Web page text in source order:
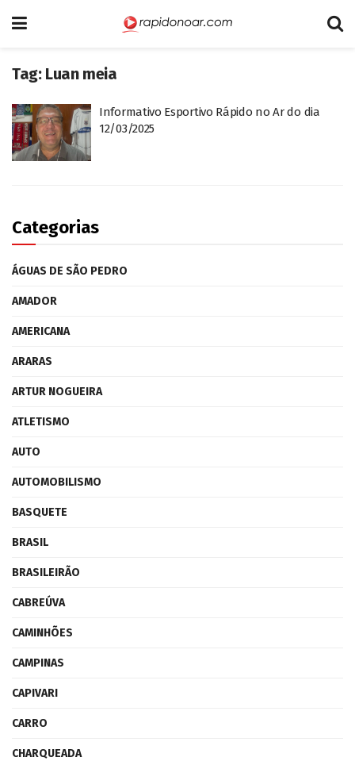
Tag: Luan meia
Informativo Esportivo Rápido no Ar do dia
12/03/2025
Categorias
ÁGUAS DE SÃO PEDRO
AMADOR
AMERICANA
ARARAS
ARTUR NOGUEIRA
ATLETISMO
AUTO
AUTOMOBILISMO
BASQUETE
BRASIL
BRASILEIRÃO
CABREÚVA
CAMINHÕES
CAMPINAS
CAPIVARI
CARRO
CHARQUEADA